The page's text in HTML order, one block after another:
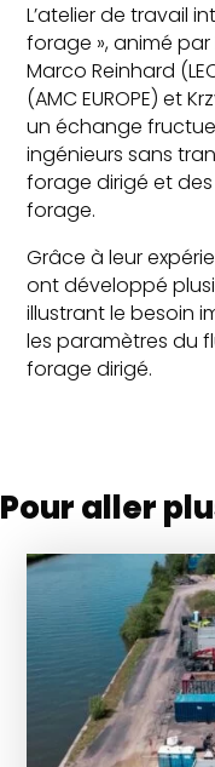
L’atelier de travail
forage », animé par
Marco Reinhard
(AMC EUROPE) et
un échange
ingénieurs sans
forage dirigé et
forage.
Grâce à leur
ont développé
illustrant le besoin
les paramètres du
forage dirigé.
Pour aller